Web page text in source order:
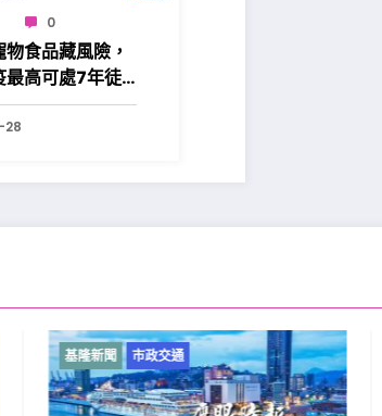
0
食品藏風險，
最高可處7年徒
28
基隆新聞 市政交通